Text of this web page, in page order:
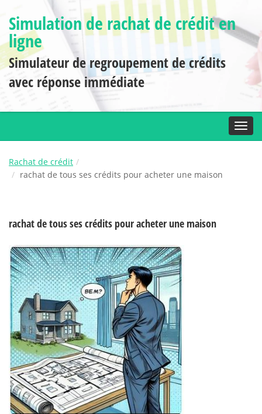
Simulation de rachat de crédit en
ligne
Simulateur de regroupement de crédits
avec réponse immédiate
Rachat de crédit
rachat de tous ses crédits pour acheter une maison
rachat de tous ses crédits pour acheter une maison